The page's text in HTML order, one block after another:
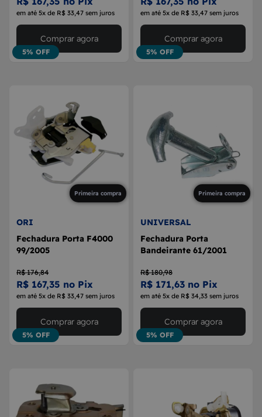
em até 5x de R$ 33,47 sem juros
5% OFF
Comprar agora
em até 5x de R$ 33,47 sem juros
5% OFF
Comprar agora
Primeira compra
ORI
Fechadura Porta F4000
99/2005
R$ 176,84
R$ 167,35 no Pix
em até 5x de R$ 33,47 sem juros
5% OFF
Comprar agora
Primeira compra
UNIVERSAL
Fechadura Porta
Bandeirante 61/2001
R$ 180,98
R$ 171,63 no Pix
em até 5x de R$ 34,33 sem juros
5% OFF
Comprar agora